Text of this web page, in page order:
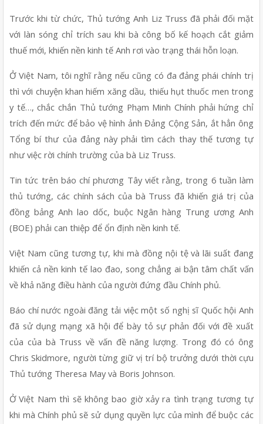
Trước khi từ chức, Thủ tướng Anh Liz Truss đã phải đối mặt
với làn sóng chỉ trích sau khi bà công bố kế hoạch cắt giảm
thuế mới, khiến nền kinh tế Anh rơi vào trạng thái hỗn loạn.
Ở Việt Nam, tôi nghĩ rằng nếu cũng có đa đảng phái chính trị
thì với chuyện khan hiếm xăng dầu, thiếu hụt thuốc men trong
y tế…, chắc chắn Thủ tướng Phạm Minh Chính phải hứng chỉ
trích đến mức để bảo vệ hình ảnh Đảng Cộng Sản, ắt hẳn ông
Tổng bí thư của đảng này phải tìm cách thay thế tương tự
như việc rời chính trường của bà Liz Truss.
Tin tức trên báo chí phương Tây viết rằng, trong 6 tuần làm
thủ tướng, các chính sách của bà Truss đã khiến giá trị của
đồng bảng Anh lao dốc, buộc Ngân hàng Trung ương Anh
(BOE) phải can thiệp để ổn định nền kinh tế.
Việt Nam cũng tương tự, khi mà đồng nội tệ và lãi suất đang
khiến cả nền kinh tế lao đao, song chẳng ai bận tâm chất vấn
về khả năng điều hành của người đứng đầu Chính phủ.
Báo chí nước ngoài đăng tải việc một số nghị sĩ Quốc hội Anh
đã sử dụng mạng xã hội để bày tỏ sự phản đối với đề xuất
của của bà Truss về vấn đề năng lượng. Trong đó có ông
Chris Skidmore, người từng giữ vị trí bộ trưởng dưới thời cựu
Thủ tướng Theresa May và Boris Johnson.
Ở Việt Nam thì sẽ không bao giờ xảy ra tình trạng tương tự
khi mà Chính phủ sẽ sử dụng quyền lực của mình để buộc các